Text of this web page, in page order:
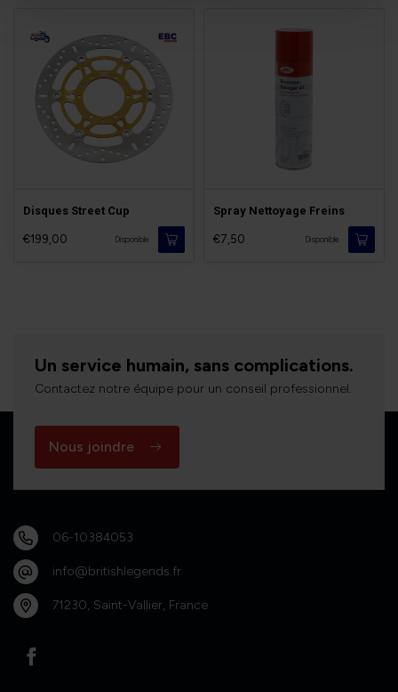
Disques Street Cup
€199,00 Disponible
Spray Nettoyage Freins
€7,50 Disponible
Un service humain, sans complications.
Contactez notre équipe pour un conseil professionnel.
Nous joindre
06-10384053
info@britishlegends.fr
71230, Saint-Vallier, France